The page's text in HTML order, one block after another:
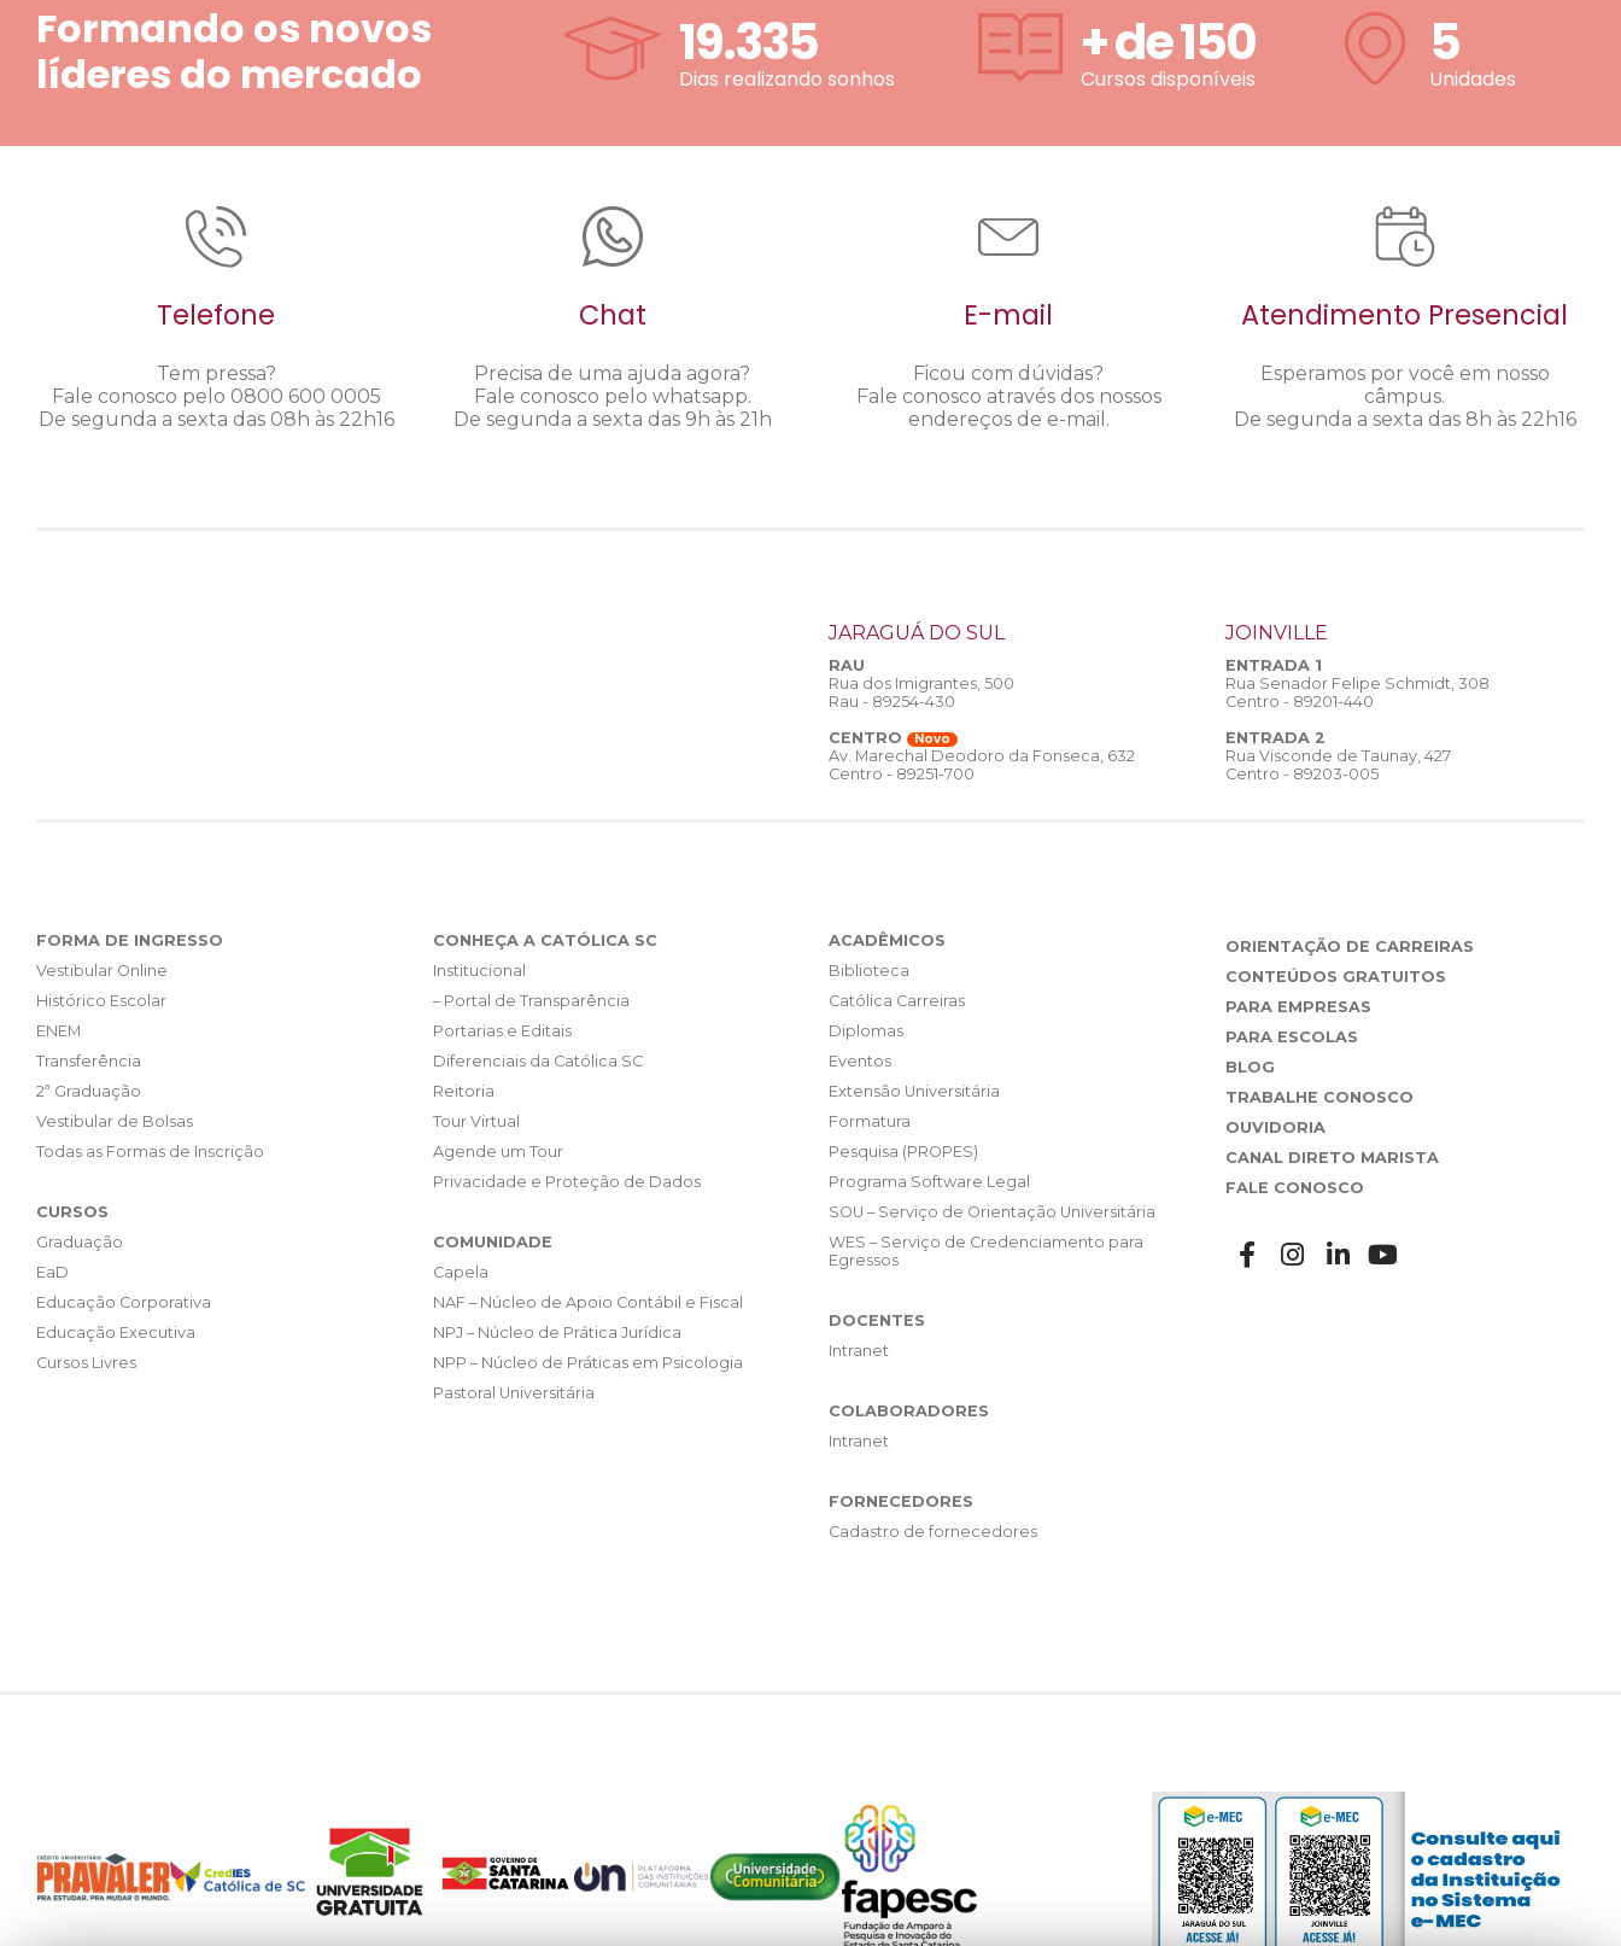
Formando os novos
líderes do mercado
19.335
Dias realizando sonhos
+ de150
Cursos disponíveis
5
Unidades
Telefone
Tem pressa?
Fale conosco pelo 0800 600 0005
De segunda a sexta das 08h às 22h16
Chat
Precisa de uma ajuda agora?
Fale conosco pelo whatsapp.
De segunda a sexta das 9h às 21h
E-mail
Ficou com dúvidas?
Fale conosco através dos nossos
endereços de e-mail.
Atendimento Presencial
Esperamos por você em nosso
câmpus.
De segunda a sexta das 8h às 22h16
JARAGUÁ DO SUL
RAU
Rua dos Imigrantes, 500
Rau - 89254-430
CENTRO
Novo
Av. Marechal Deodoro da Fonseca, 632
Centro - 89251-700
JOINVILLE
ENTRADA 1
Rua Senador Felipe Schmidt, 308
Centro - 89201-440
ENTRADA 2
Rua Visconde de Taunay, 427
Centro - 89203-005
FORMA DE INGRESSO
Vestibular Online
Histórico Escolar
ENEM
Transferência
2ª Graduação
Vestibular de Bolsas
Todas as Formas de Inscrição
CURSOS
Graduação
EaD
Educação Corporativa
Educação Executiva
Cursos Livres
CONHEÇA A CATÓLICA SC
Institucional
– Portal de Transparência
Portarias e Editais
Diferenciais da Católica SC
Reitoria
Tour Virtual
Agende um Tour
Privacidade e Proteção de Dados
COMUNIDADE
Capela
NAF – Núcleo de Apoio Contábil e Fiscal
NPJ – Núcleo de Prática Jurídica
NPP – Núcleo de Práticas em Psicologia
Pastoral Universitária
ACADÊMICOS
Biblioteca
Católica Carreiras
Diplomas
Eventos
Extensão Universitária
Formatura
Pesquisa (PROPES)
Programa Software Legal
SOU – Serviço de Orientação Universitária
WES – Serviço de Credenciamento para
Egressos
DOCENTES
Intranet
COLABORADORES
Intranet
FORNECEDORES
Cadastro de fornecedores
ORIENTAÇÃO DE CARREIRAS
CONTEÚDOS GRATUITOS
PARA EMPRESAS
PARA ESCOLAS
BLOG
TRABALHE CONOSCO
OUVIDORIA
CANAL DIRETO MARISTA
FALE CONOSCO